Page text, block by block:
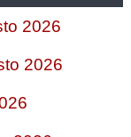
2026
2026